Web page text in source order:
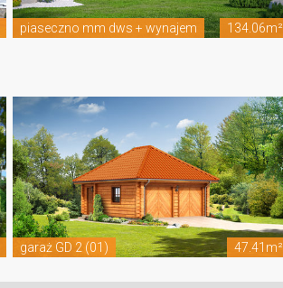
piaseczno mm dws + wynajem 134.06m²
garaż GD 2 (01) 47.41m²